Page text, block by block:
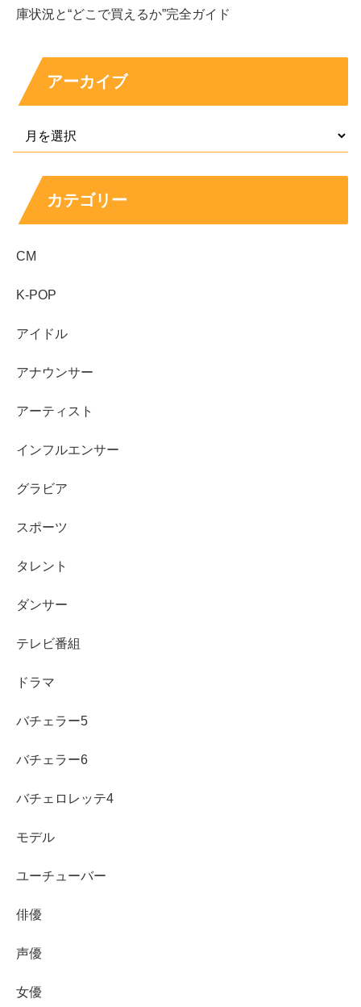
庫状況と“どこで買えるか”完全ガイド
アーカイブ
カテゴリー
CM
K-POP
アイドル
アナウンサー
アーティスト
インフルエンサー
グラビア
スポーツ
タレント
ダンサー
テレビ番組
ドラマ
バチェラー5
バチェラー6
バチェロレッテ4
モデル
ユーチューバー
俳優
声優
女優